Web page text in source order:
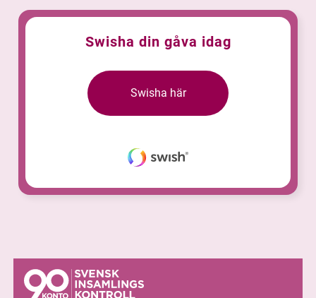
Swisha din gåva idag
Swisha här